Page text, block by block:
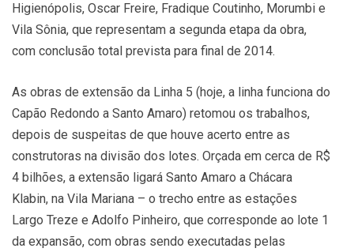
Higienópolis, Oscar Freire, Fradique Coutinho, Morumbi e
Vila Sônia, que representam a segunda etapa da obra,
com conclusão total prevista para final de 2014.
As obras de extensão da Linha 5 (hoje, a linha funciona do
Capão Redondo a Santo Amaro) retomou os trabalhos,
depois de suspeitas de que houve acerto entre as
construtoras na divisão dos lotes. Orçada em cerca de R$
4 bilhões, a extensão ligará Santo Amaro a Chácara
Klabin, na Vila Mariana – o trecho entre as estações
Largo Treze e Adolfo Pinheiro, que corresponde ao lote 1
da expansão, com obras sendo executadas pelas